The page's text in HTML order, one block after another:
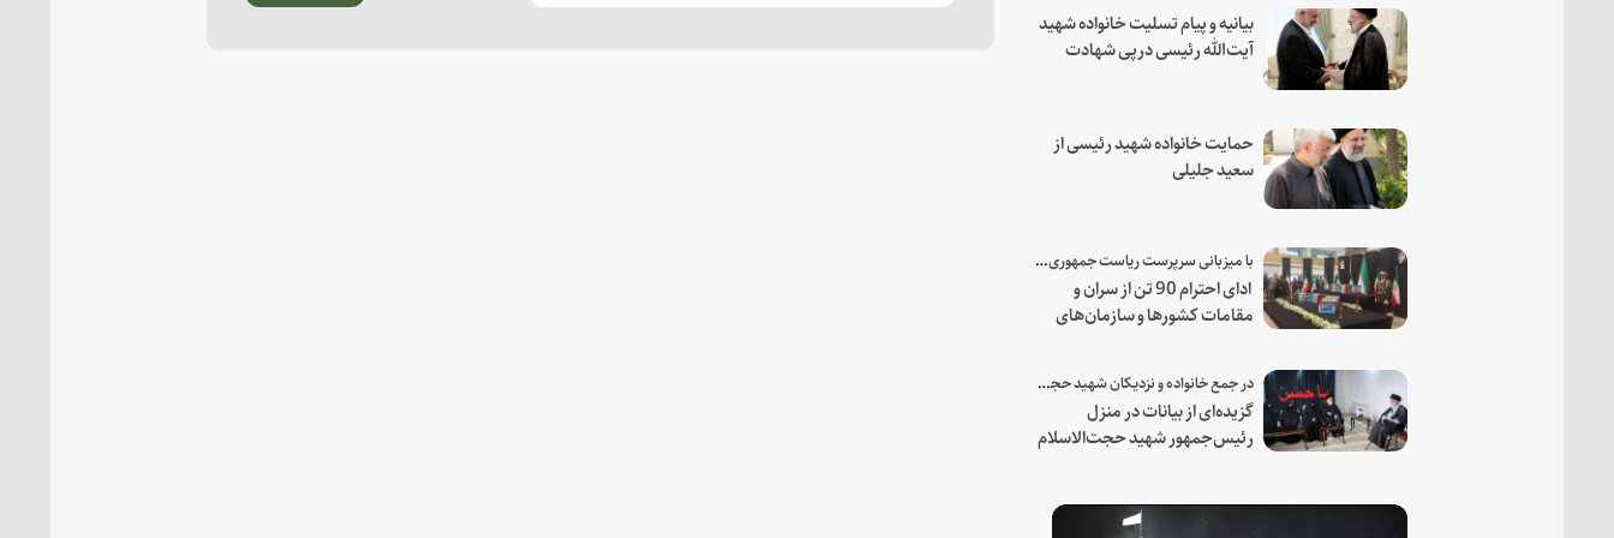
بیانیه و پیام تسلیت خانواده شهید
آیت‌الله رئیسی درپی شهادت
حمایت خانواده شهید رئیسی از
سعید جلیلی
با میزبانی سرپرست ریاست جمهوری صورت گرفت؛
ادای احترام 90 تن از سران و
مقامات کشورها و سازمان‌های
در جمع خانواده و نزدیکان شهید حجت‌الاسلام‌والمسلمین رئیسی:
گزیده‌ای از بیانات در منزل
رئیس‌جمهور شهید حجت‌الاسلام